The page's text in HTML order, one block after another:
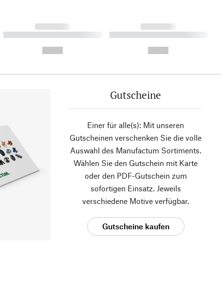
------------
----------- ----------- ----------
------------
----------- ----------- ----------
Gutscheine
Einer für alle(s): Mit unseren
Gutscheinen verschenken Sie die volle
Auswahl des Manufactum Sortiments.
Wählen Sie den Gutschein mit Karte
oder den PDF-Gutschein zum
sofortigen Einsatz. Jeweils
verschiedene Motive verfügbar.
Gutscheine kaufen